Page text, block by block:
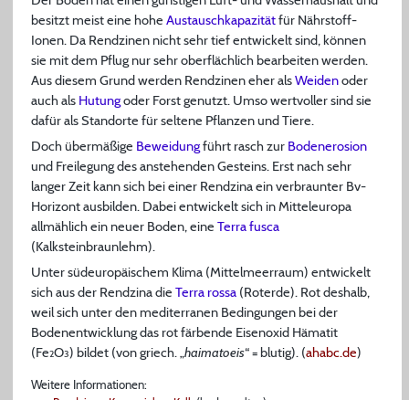
besitzt meist eine hohe Austauschkapazitätfür Nährstoff-
Ionen. Da Rendzinen nicht sehr tief entwickelt sind, können
sie mit dem Pflug nur sehr oberflächlich bearbeiten werden.
Aus diesem Grund werden Rendzinen eher alsWeidenoder
auch als Hutungoder Forst genutzt. Umso wertvoller sind sie
dafür als Standorte für seltene Pflanzen und Tiere.
Doch übermäßige Beweidungführt rasch zur Bodenerosion
und Freilegung des anstehenden Gesteins. Erst nach sehr
langer Zeit kann sich bei einer Rendzina ein verbraunter Bv-
Horizont ausbilden. Dabei entwickelt sich in Mitteleuropa
allmählich ein neuer Boden, eine Terra fusca
(Kalksteinbraunlehm).
Unter südeuropäischem Klima (Mittelmeerraum) entwickelt
sich aus der Rendzina die Terra rossa (Roterde). Rot deshalb,
weil sich unter den mediterranen Bedingungen bei der
Bodenentwicklung das rot färbende Eisenoxid Hämatit
(Fe2O3) bildet (von griech. „haimatoeis“ = blutig). (ahabc.de)
Weitere Informationen: